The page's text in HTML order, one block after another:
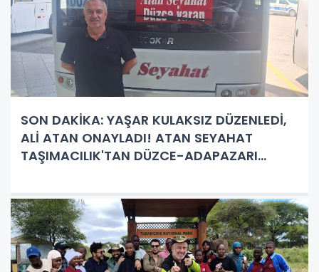
SON DAKİKA: YAŞAR KULAKSIZ DÜZENLEDİ,
ALİ ATAN ONAYLADI! ATAN SEYAHAT
TAŞIMACILIK'TAN DÜZCE-ADAPAZARI